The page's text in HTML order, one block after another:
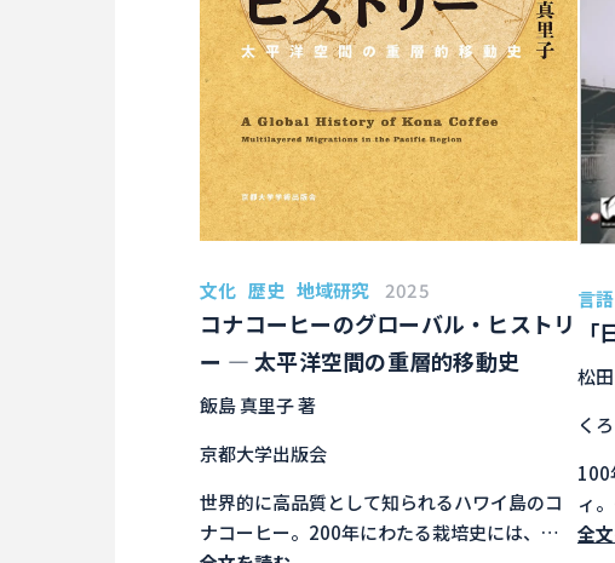
文化 歴史 地域研究 2025
コナコーヒーのグローバル・ヒストリ
ー ― 太平洋空間の重層的移動史
飯島 真里子 著
京都大学出版会
世界的に高品質として知られるハワイ島のコ
ナコーヒー。200年にわたる栽培史には、日英
言語
松
く
100
ィ
地
全